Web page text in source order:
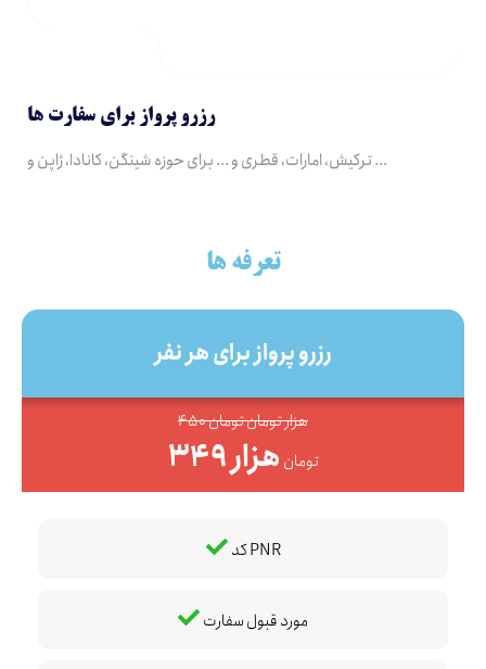
رزرو پرواز برای سفارت ها
ترکیش، امارات، قطری و ... برای حوزه شینگن، کانادا، ژاپن و ...
تعرفه ها
رزرو پرواز برای هر نفر
450 هزار تومان تومان
349 هزار تومان
کد PNR
مورد قبول سفارت